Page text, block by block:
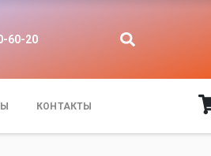
60-20
КОНТАКТЫ